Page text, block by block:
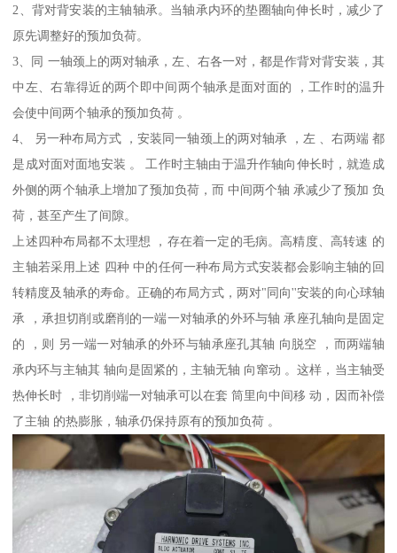
2、背对背安装的主轴轴承。当轴承内环的垫圈轴向伸长时，减少了
原先调整好的预加负荷。
3、同 一轴颈上的两对轴承，左、右各一对，都是作背对背安装，其
中左、右靠得近的两个即中间两个轴承是面对面的 ，工作时的温升
会使中间两个轴承的预加负荷 。
4、 另一种布局方式 ，安装同一轴颈上的两对轴承 ，左 、右两端 都
是成对面对面地安装 。 工作时主轴由于温升作轴向伸长时，就造成
外侧的两个轴承上增加了预加负荷，而 中间两个轴 承减少了预加 负
荷，甚至产生了间隙。
上述四种布局都不太理想 ，存在着一定的毛病。高精度、高转速 的
主轴若采用上述 四种 中的任何一种布局方式安装都会影响主轴的回
转精度及轴承的寿命。正确的布局方式，两对"同向''安装的向心球轴
承 ，承担切削或磨削的一端一对轴承的外环与轴 承座孔轴向是固定
的 ，则 另一端一对轴承的外环与轴承座孔其轴 向脱空 ，而两端轴
承内环与主轴其 轴向是固紧的，主轴无轴 向窜动 。这样，当主轴受
热伸长时 ，非切削端一对轴承可以在套 筒里向中间移 动，因而补偿
了主轴 的热膨胀，轴承仍保持原有的预加负荷 。